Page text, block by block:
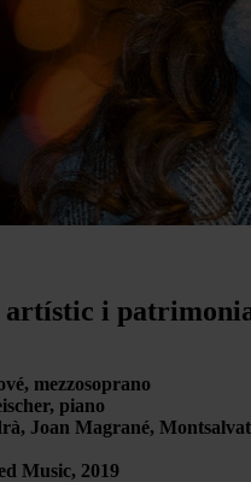
artístic i
mezzosoprano
piano
Joan Magrané,
Music, 2019